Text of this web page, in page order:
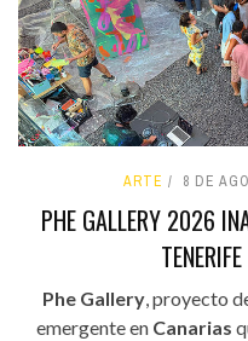
ARTE 8 DE
PHE GALLERY 2026
Phe Gallery, proyecto
emergente en Canarias